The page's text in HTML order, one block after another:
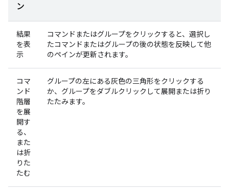
ン
結果
を表
示
コマンドまたはグループをクリックすると、選択し
たコマンドまたはグループの後の状態を反映して他
のペインが更新されます。
コマ
ンド
階層
を展
開す
る、
また
は折
りた
たむ
グループの左にある灰色の三角形をクリックする
か、グループをダブルクリックして展開または折り
たたみます。